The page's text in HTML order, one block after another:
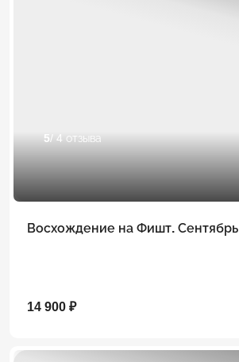
5/ 4 отзыва
Восхождение на Фишт. Сентябрь
14 900 ₽